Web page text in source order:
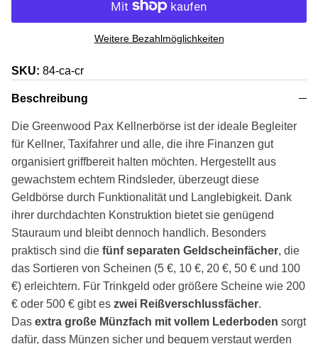
Weitere Bezahlmöglichkeiten
SKU: 84-ca-cr
Beschreibung
Die Greenwood Pax Kellnerbörse ist der ideale Begleiter
für Kellner, Taxifahrer und alle, die ihre Finanzen gut
organisiert griffbereit halten möchten. Hergestellt aus
gewachstem echtem Rindsleder, überzeugt diese
Geldbörse durch Funktionalität und Langlebigkeit. Dank
ihrer durchdachten Konstruktion bietet sie genügend
Stauraum und bleibt dennoch handlich. Besonders
praktisch sind die fünf separaten Geldscheinfächer, die
das Sortieren von Scheinen (5 €, 10 €, 20 €, 50 € und 100
€) erleichtern. Für Trinkgeld oder größere Scheine wie 200
€ oder 500 € gibt es zwei Reißverschlussfächer.
Das extra große Münzfach mit vollem Lederboden sorgt
dafür, dass Münzen sicher und bequem verstaut werden